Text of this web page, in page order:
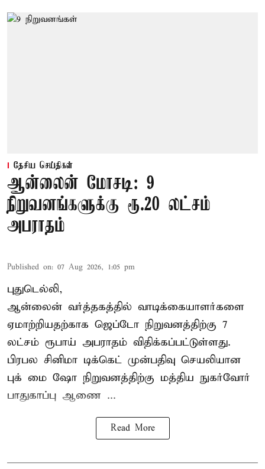
தேசிய செய்திகள்
ஆன்லைன் மோசடி: 9
நிறுவனங்களுக்கு ரூ.20 லட்சம்
அபராதம்
Published on: 07 Aug 2026, 1:05 pm
புதுடெல்லி,
ஆன்லைன் வர்த்தகத்தில் வாடிக்கையாளர்களை
ஏமாற்றியதற்காக ஜெப்டோ நிறுவனத்திற்கு 7
லட்சம் ரூபாய் அபராதம் விதிக்கப்பட்டுள்ளது.
பிரபல சினிமா டிக்கெட் முன்பதிவு செயலியான
புக் மை ஷோ நிறுவனத்திற்கு மத்திய நுகர்வோர்
பாதுகாப்பு ஆணை ...
Read More